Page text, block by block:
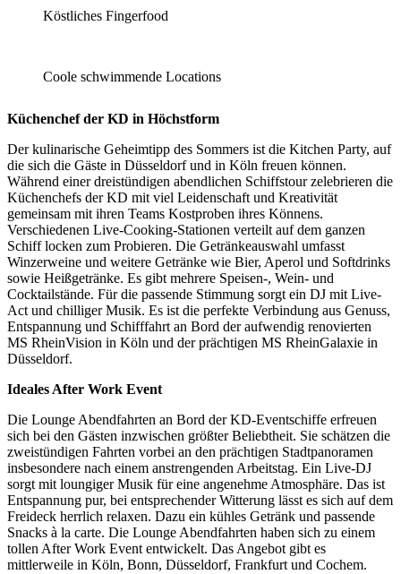
Köstliches Fingerfood
Coole schwimmende Locations
Küchenchef der KD in Höchstform
Der kulinarische Geheimtipp des Sommers ist die Kitchen Party, auf
die sich die Gäste in Düsseldorf und in Köln freuen können.
Während einer dreistündigen abendlichen Schiffstour zelebrieren die
Küchenchefs der KD mit viel Leidenschaft und Kreativität
gemeinsam mit ihren Teams Kostproben ihres Könnens.
Verschiedenen Live-Cooking-Stationen verteilt auf dem ganzen
Schiff locken zum Probieren. Die Getränkeauswahl umfasst
Winzerweine und weitere Getränke wie Bier, Aperol und Softdrinks
sowie Heißgetränke. Es gibt mehrere Speisen-, Wein- und
Cocktailstände. Für die passende Stimmung sorgt ein DJ mit Live-
Act und chilliger Musik. Es ist die perfekte Verbindung aus Genuss,
Entspannung und Schifffahrt an Bord der aufwendig renovierten
MS RheinVision in Köln und der prächtigen MS RheinGalaxie in
Düsseldorf.
Ideales After Work Event
Die Lounge Abendfahrten an Bord der KD-Eventschiffe erfreuen
sich bei den Gästen inzwischen größter Beliebtheit. Sie schätzen die
zweistündigen Fahrten vorbei an den prächtigen Stadtpanoramen
insbesondere nach einem anstrengenden Arbeitstag. Ein Live-DJ
sorgt mit loungiger Musik für eine angenehme Atmosphäre. Das ist
Entspannung pur, bei entsprechender Witterung lässt es sich auf dem
Freideck herrlich relaxen. Dazu ein kühles Getränk und passende
Snacks à la carte. Die Lounge Abendfahrten haben sich zu einem
tollen After Work Event entwickelt. Das Angebot gibt es
mittlerweile in Köln, Bonn, Düsseldorf, Frankfurt und Cochem.